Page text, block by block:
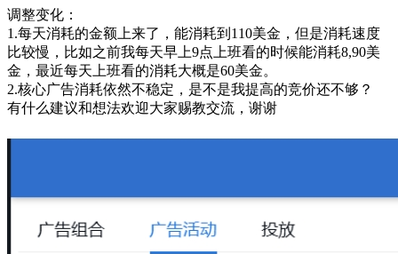
调整变化：
1.每天消耗的金额上来了，能消耗到110美金，但是消耗速度
比较慢，比如之前我每天早上9点上班看的时候能消耗8,90美
金，最近每天上班看的消耗大概是60美金。
2.核心广告消耗依然不稳定，是不是我提高的竞价还不够？
有什么建议和想法欢迎大家赐教交流，谢谢